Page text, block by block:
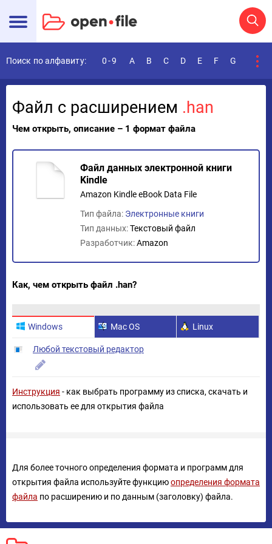
Поиск по алфавиту: 0-9 A B C D E F G
Файл с расширением .han
Чем открыть, описание – 1 формат файла
Файл данных электронной книги
Kindle
Amazon Kindle eBook Data File
Тип файла: Электронные книги
Тип данных:Текстовый файл
Разработчик:Amazon
Как, чем открыть файл .han?
Windows Mac OS Linux
Любой текстовый редактор
Инструкция - как выбрать программу из списка, скачать и
использовать ее для открытия файла
Для более точного определения формата и программ для
открытия файла используйте функциюопределения формата
файла по расширению и по данным (заголовку) файла.